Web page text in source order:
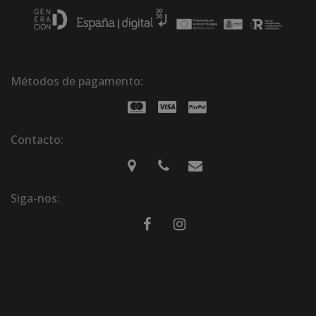
Métodos de pagamento:
Contacto:
Siga-nos: